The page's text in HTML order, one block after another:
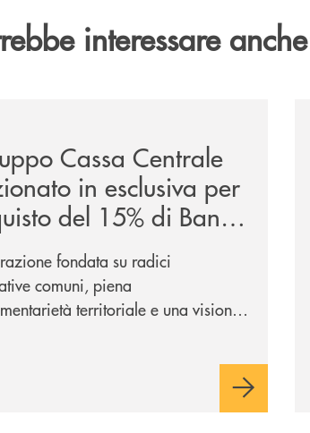
interessare
Cassa Centrale
in esclusiva per
del 15% di Banca
1884
fondata su radici
comuni, piena
territoriale e una visione